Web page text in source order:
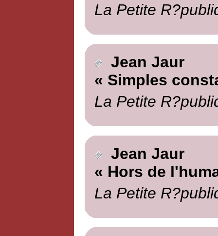
La Petite
Jean Jaur
« Simples
La Petite
Jean Jaur
« Hors de
La Petite